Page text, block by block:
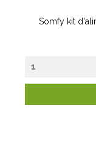
Somfy kit